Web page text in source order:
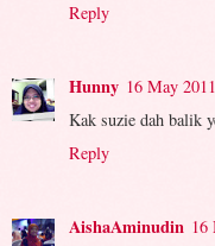
Reply
Hunny 16 May
Kak suzie dah balik
Reply
AishaAminudin 16